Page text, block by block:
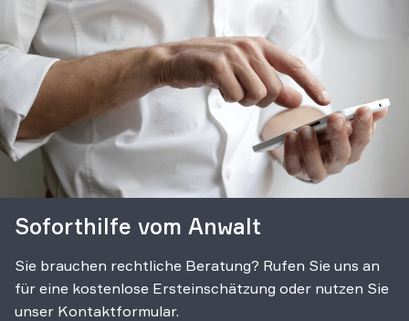
Soforthilfe vom Anwalt
Sie brauchen rechtliche Beratung? Rufen Sie uns an
für eine kostenlose Ersteinschätzung oder nutzen Sie
unser Kontaktformular.